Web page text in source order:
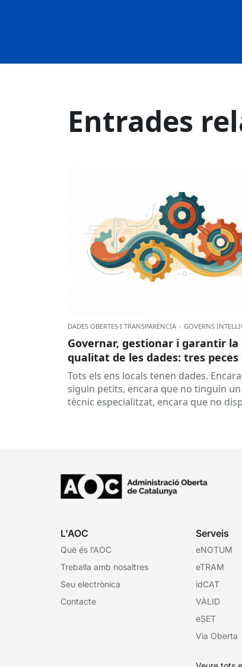
Entrades
DADES OBERTES I TRANSPARÈNCIA · GOVERNS
Governar, gestionar i garantir la
qualitat de les dades: tres peces
mateix engranatge?
Tots els ens locals tenen dades.
siguin petits, encara que no tinguin
tècnic especialitzat, encara que no
L'AOC
Què és l’AOC
Treballa amb nosaltres
Seu electrònica
Contacte
Serveis
eNOTUM
eTRAM
idCAT
VÀLID
eSET
Via Oberta